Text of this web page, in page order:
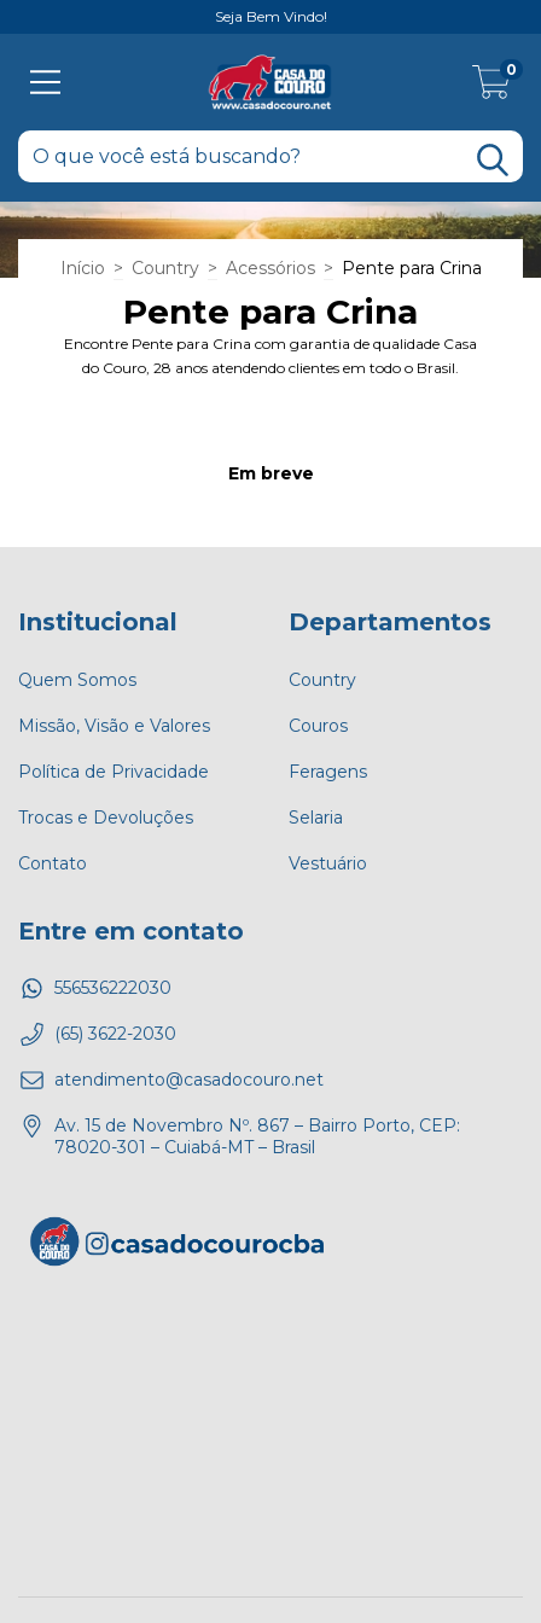
Seja Bem Vindo!
0
Início > Country > Acessórios > Pente para Crina
Pente para Crina
Encontre Pente para Crina com garantia de qualidade Casa
do Couro, 28 anos atendendo clientes em todo o Brasil.
Em breve
Institucional
Quem Somos
Missão, Visão e Valores
Política de Privacidade
Trocas e Devoluções
Contato
Departamentos
Country
Couros
Feragens
Selaria
Vestuário
Entre em contato
556536222030
(65) 3622-2030
atendimento@casadocouro.net
Av. 15 de Novembro Nº. 867 – Bairro Porto, CEP:
78020-301 – Cuiabá-MT – Brasil